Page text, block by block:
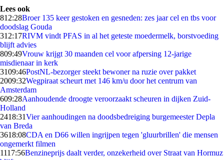
Lees ook
812:28Broer 135 keer gestoken en gesneden: zes jaar cel en tbs voor
doodslag Gouda
312:17RIVM vindt PFAS in al het geteste moedermelk, borstvoeding
blijft advies
809:49Vrouw krijgt 30 maanden cel voor afpersing 12-jarige
misdienaar in kerk
3109:46PostNL-bezorger steekt bewoner na ruzie over pakket
2009:32Wegpiraat scheurt met 146 km/u door het centrum van
Amsterdam
609:28Aanhoudende droogte veroorzaakt scheuren in dijken Zuid-
Holland
2418:31Vier aanhoudingen na doodsbedreiging burgemeester Depla
van Breda
3618:08CDA en D66 willen ingrijpen tegen 'gluurbrillen' die mensen
ongemerkt filmen
1117:56Benzineprijs daalt verder, onzekerheid over Straat van Hormuz